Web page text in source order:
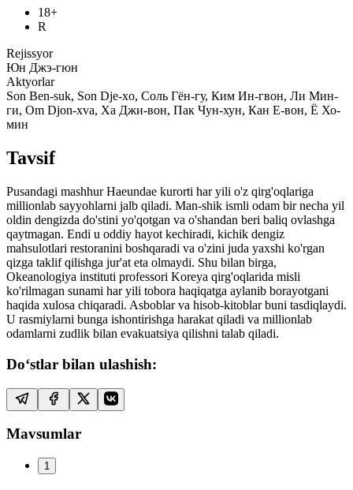
18+
R
Rejissyor
Юн Джэ-гюн
Aktyorlar
Son Ben-suk, Son Dje-xo, Соль Гён-гу, Ким Ин-гвон, Ли Мин-
ги, Om Djon-xva, Ха Джи-вон, Пак Чун-хун, Кан Е-вон, Ё Хо-
мин
Tavsif
Pusandagi mashhur Haeundae kurorti har yili o'z qirg'oqlariga
millionlab sayyohlarni jalb qiladi. Man-shik ismli odam bir necha yil
oldin dengizda do'stini yo'qotgan va o'shandan beri baliq ovlashga
qaytmagan. Endi u oddiy hayot kechiradi, kichik dengiz
mahsulotlari restoranini boshqaradi va o'zini juda yaxshi ko'rgan
qizga taklif qilishga jur'at eta olmaydi. Shu bilan birga,
Okeanologiya instituti professori Koreya qirg'oqlarida misli
ko'rilmagan sunami har yili tobora haqiqatga aylanib borayotgani
haqida xulosa chiqaradi. Asboblar va hisob-kitoblar buni tasdiqlaydi.
U rasmiylarni bunga ishontirishga harakat qiladi va millionlab
odamlarni zudlik bilan evakuatsiya qilishni talab qiladi.
Do‘stlar bilan ulashish:
Mavsumlar
1